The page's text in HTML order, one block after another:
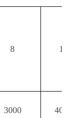
8 10
3000 4000